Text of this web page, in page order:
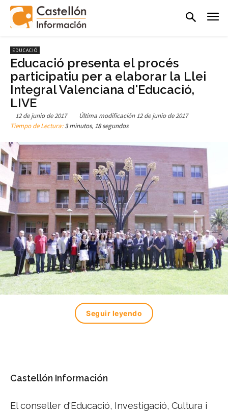
EDUCACIÓ
Educació presenta el procés
participatiu per a elaborar la Llei
Integral Valenciana d'Educació,
LIVE
12 de junio de 2017 Última modificación 12 de junio de 2017
Tiempo de Lectura:3 minutos, 18 segundos
Seguir leyendo
Castellón Información
El conseller d'Educació, Investigació, Cultura i